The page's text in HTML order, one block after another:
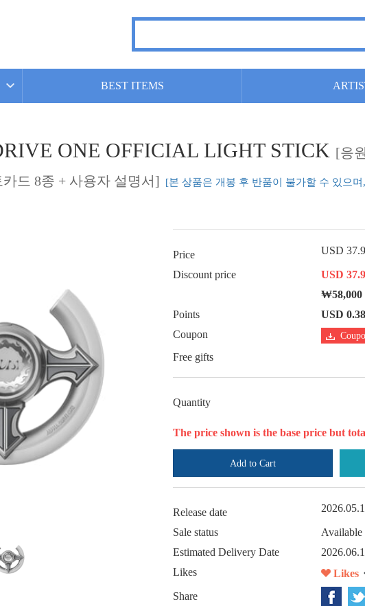
BEST ITEMS
ONE OFFICIAL LIGHT STICK [응
드 8종 + 사용자 설명서]
[본 상품은 개봉 후 반품이 불가할 수 있으
Price USD
Discount price
USD
₩58,000
Points
USD
Coupon
Free gifts
Quantity
The price shown is the base price but
Add to Cart
Release date
Sale status
Estimated Delivery Date
Likes
Likes
Share